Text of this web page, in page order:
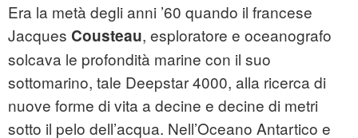
Era la metà degli anni ’60 quando il francese
Jacques Cousteau, esploratore e oceanografo
solcava le profondità marine con il suo
sottomarino, tale Deepstar 4000, alla ricerca di
nuove forme di vita a decine e decine di metri
sotto il pelo dell’acqua. Nell’Oceano Antartico e